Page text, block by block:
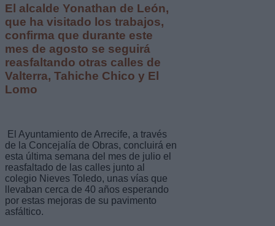
El alcalde Yonathan de León,
que ha visitado los trabajos,
confirma que durante este
mes de agosto se seguirá
reasfaltando otras calles de
Valterra, Tahiche Chico y El
Lomo
El Ayuntamiento de Arrecife, a través
de la Concejalía de Obras, concluirá en
esta última semana del mes de julio el
reasfaltado de las calles junto al
colegio Nieves Toledo, unas vías que
llevaban cerca de 40 años esperando
por estas mejoras de su pavimento
asfáltico.